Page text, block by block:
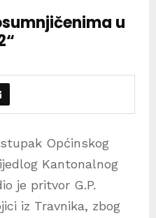
u
Općinskog
Kantonalnog
je pritvor G.P.
iz Travnika, zbog